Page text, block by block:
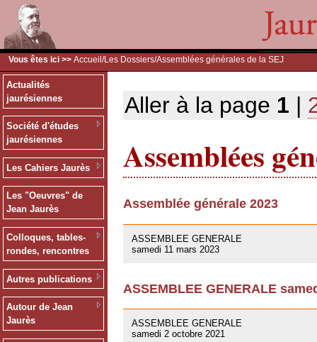
Vous êtes ici >> Accueil /Les Dossiers/Assemblées générales de la SEJ
Actualités
jaurésiennes
Société d'études
jaurésiennes
Les Cahiers Jaurès
Les "Oeuvres" de
Jean Jaurès
Colloques, tables-
rondes, rencontres
Autres publications
Autour de Jean
Jaurès
Aller à la page 1 |
Assemblées
Assemblée générale 2023
ASSEMBLEE GENERALE
samedi 11 mars 2023
ASSEMBLEE GENERALE
ASSEMBLEE GENERALE
samedi 2 octobre 2021